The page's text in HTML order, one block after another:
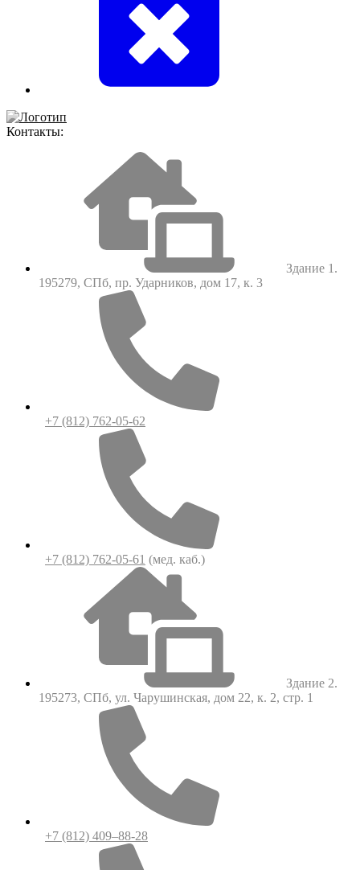
Контакты:
Здание 1.
195279, СПб, пр. Ударников, дом 17, к. 3
+7 (812) 762-05-62
+7 (812) 762-05-61 (мед. каб.)
Здание 2.
195273, СПб, ул. Чарушинская, дом 22, к. 2, стр. 1
+7 (812) 409–88-28